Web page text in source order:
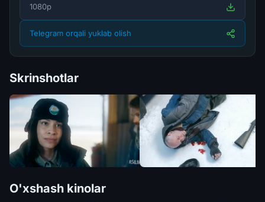
1080p
Telegram orqali yuklab olish
Skrinshotlar
O'xshash kinolar